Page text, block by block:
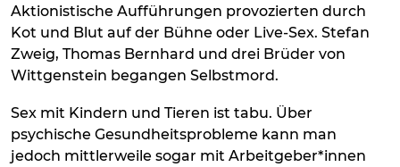
Aktionistische Aufführungen provozierten durch
Kot und Blut auf der Bühne oder Live-Sex. Stefan
Zweig, Thomas Bernhard und drei Brüder von
Wittgenstein begangen Selbstmord.
Sex mit Kindern und Tieren ist tabu. Über
psychische Gesundheitsprobleme kann man
jedoch mittlerweile sogar mit Arbeitgeber*innen